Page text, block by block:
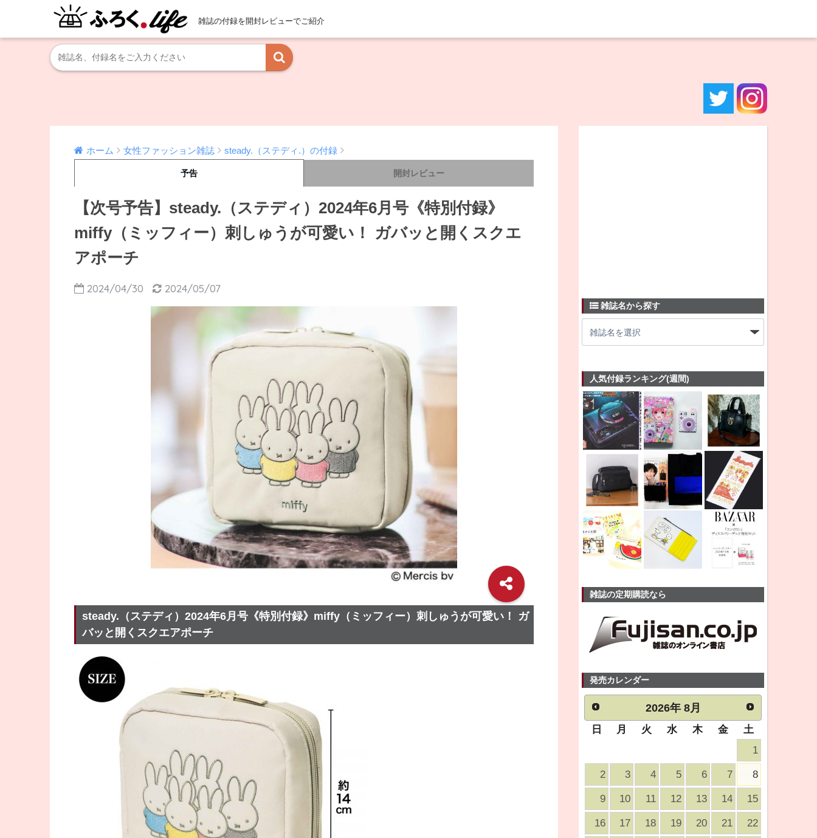
雑誌の付録を開封レビューでご紹介
ホーム 女性ファッション雑誌 steady.（ステディ.）の付録
予告 開封レビュー
【次号予告】steady.（ステディ）2024年6月号《特別付録》
miffy（ミッフィー）刺しゅうが可愛い！ ガバッと開くスクエ
アポーチ
2024/04/30 2024/05/07
steady.（ステディ）2024年6月号《特別付録》miffy（ミッフィー）刺しゅうが可愛い！ ガ
バッと開くスクエアポーチ
雑誌名から探す
人気付録ランキング(週間)
雑誌の定期購読なら
発売カレンダー
2026年 8月
日 月 火 水 木 金
土
1
2 3 4 5 6 7 8
9 10 11 12 13 14 15
16 17 18 19 20 21 22